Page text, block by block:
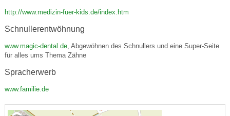
http://www.medizin-fuer-kids.de/index.htm
Schnullerentwöhnung
www.magic-dental.de, Abgewöhnen des Schnullers und eine Super-Seite
für alles ums Thema Zähne
Spracherwerb
www.familie.de